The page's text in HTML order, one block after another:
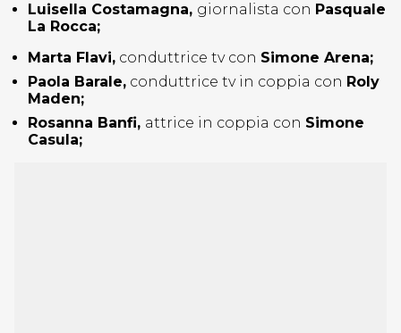
Luisella Costamagna, giornalista con Pasquale
La Rocca;
Marta Flavi, conduttrice tv con Simone Arena;
Paola Barale, conduttrice tv in coppia con Roly
Maden;
Rosanna Banfi, attrice in coppia con Simone
Casula;